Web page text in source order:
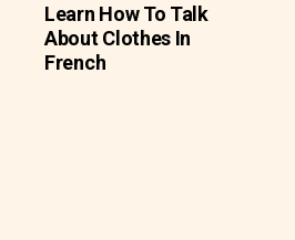
Learn How To Talk
About Clothes In
French